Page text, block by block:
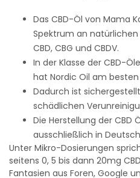
Das CBD-Öl von Mama
Spektrum an
CBD, CBG und CBDV.
In der Klasse der CBD-
hat Nordic Oil am
Dadurch ist
schädlichen
Die Herstellung der CBD
ausschließlich in
Unter Mikro-Dosierungen
seitens 0, 5 bis dann 20mg
Fantasien aus Foren, Google